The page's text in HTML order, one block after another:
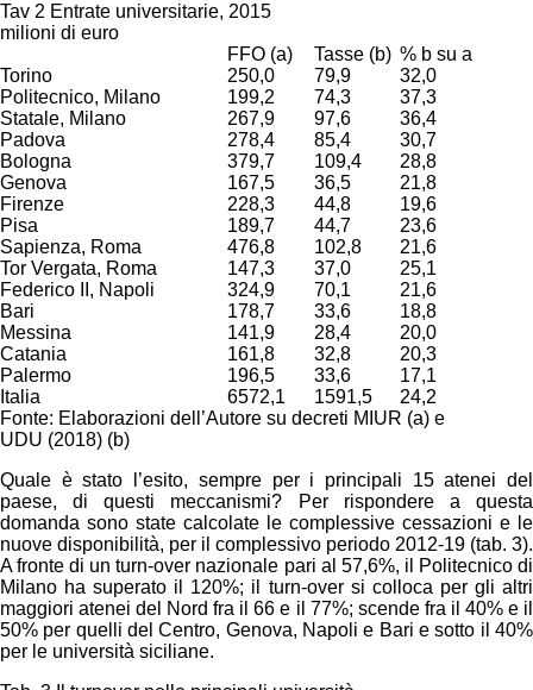
Tav 2 Entrate universitarie, 2015
milioni di euro
FFO (a)
Tasse (b) % b su a
Torino
250,0 79,9
32,0
Politecnico, Milano
199,2 74,3
37,3
Statale, Milano
267,9 97,6
36,4
Padova
278,4 85,4
30,7
Bologna
379,7 109,4
28,8
Genova
167,5 36,5
21,8
Firenze
228,3 44,8
19,6
Pisa
189,7 44,7
23,6
Sapienza, Roma
476,8 102,8
21,6
Tor Vergata, Roma
147,3 37,0
25,1
Federico II, Napoli
324,9 70,1
21,6
Bari
178,7 33,6
18,8
Messina
141,9 28,4
20,0
Catania
161,8 32,8
20,3
Palermo
196,5 33,6
17,1
Italia
6572,1 1591,5
24,2
Fonte: Elaborazioni dell’Autore su decreti MIUR (a) e
UDU (2018) (b)
Quale è stato l’esito, sempre per i principali 15 atenei del
paese, di questi meccanismi? Per rispondere a questa
domanda sono state calcolate le complessive cessazioni e le
nuove disponibilità, per il complessivo periodo 2012-19 (tab. 3).
A fronte di un turn-over nazionale pari al 57,6%, il Politecnico di
Milano ha superato il 120%; il turn-over si colloca per gli altri
maggiori atenei del Nord fra il 66 e il 77%; scende fra il 40% e il
50% per quelli del Centro, Genova, Napoli e Bari e sotto il 40%
per le università siciliane.